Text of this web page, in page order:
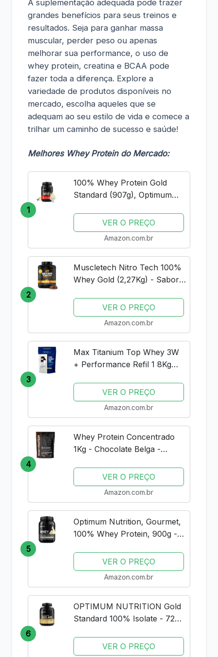
A suplementação adequada pode trazer
grandes benefícios para seus treinos e
resultados. Seja para ganhar massa
muscular, perder peso ou apenas
melhorar sua performance, o uso de
whey protein, creatina e BCAA pode
fazer toda a diferença. Explore a
variedade de produtos disponíveis no
mercado, escolha aqueles que se
adequam ao seu estilo de vida e comece a
trilhar um caminho de sucesso e saúde!
Melhores Whey Protein do Mercado:
1
100% Whey Protein Gold
Standard (907g), Optimum
VER O PREÇO
Amazon.com.br
2
Muscletech Nitro Tech 100%
Whey Gold (2,27Kg) - Sabor
Muscle TechVER O PREÇO
Amazon.com.br
3
Max Titanium Top Whey 3W
+ Performance Refil 1 8Kg
VER O PREÇO
Amazon.com.br
4
Whey Protein Concentrado
1Kg - Chocolate Belga -
VER O PREÇO
Amazon.com.br
5
Optimum Nutrition, Gourmet,
100% Whey Protein, 900g -
VER O PREÇO
Amazon.com.br
6
OPTIMUM NUTRITION Gold
Standard 100% Isolate - 720g
VER O PREÇO